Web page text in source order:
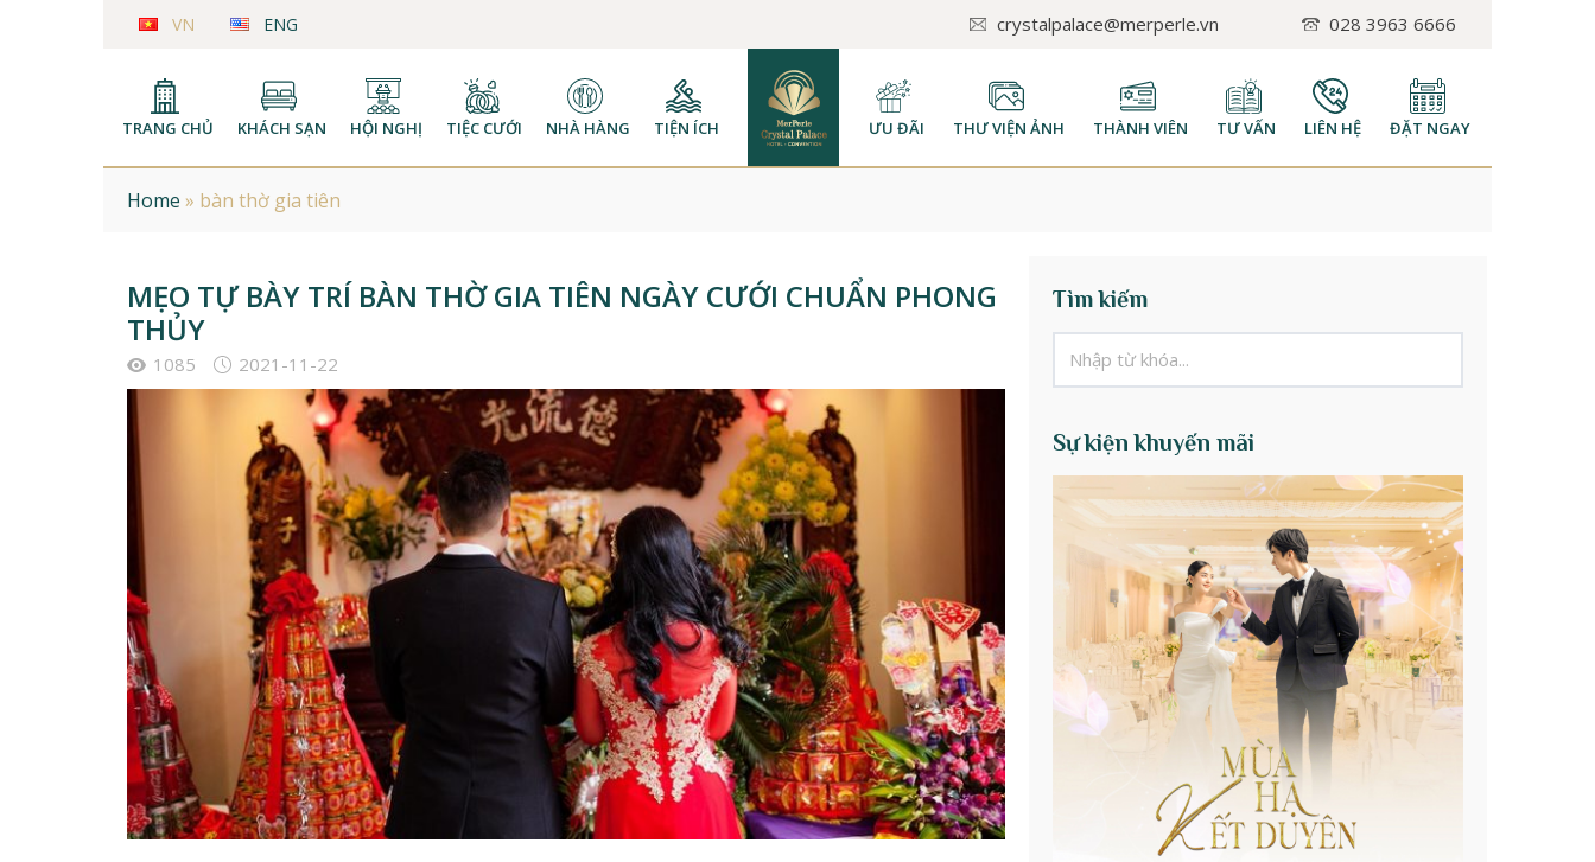
VN ENG crystalpalace@merperle.vn 028 3963 6666
TRANG CHỦ KHÁCH SẠN HỘI NGHỊ TIỆC CƯỚI NHÀ HÀNG TIỆN ÍCH ƯU ĐÃI THƯ VIỆN ẢNH THÀNH VIÊN TƯ VẤN LIÊN HỆ ĐẶT NGAY
Home » bàn thờ gia tiên
MẸO TỰ BÀY TRÍ BÀN THỜ GIA TIÊN NGÀY CƯỚI CHUẨN PHONG
THỦY
1085 2021-11-22
Tìm kiếm
Sự kiện khuyến mãi